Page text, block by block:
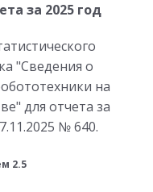
за 2025 год
"Сведения о
на
для отчета за
№ 640.
2.5